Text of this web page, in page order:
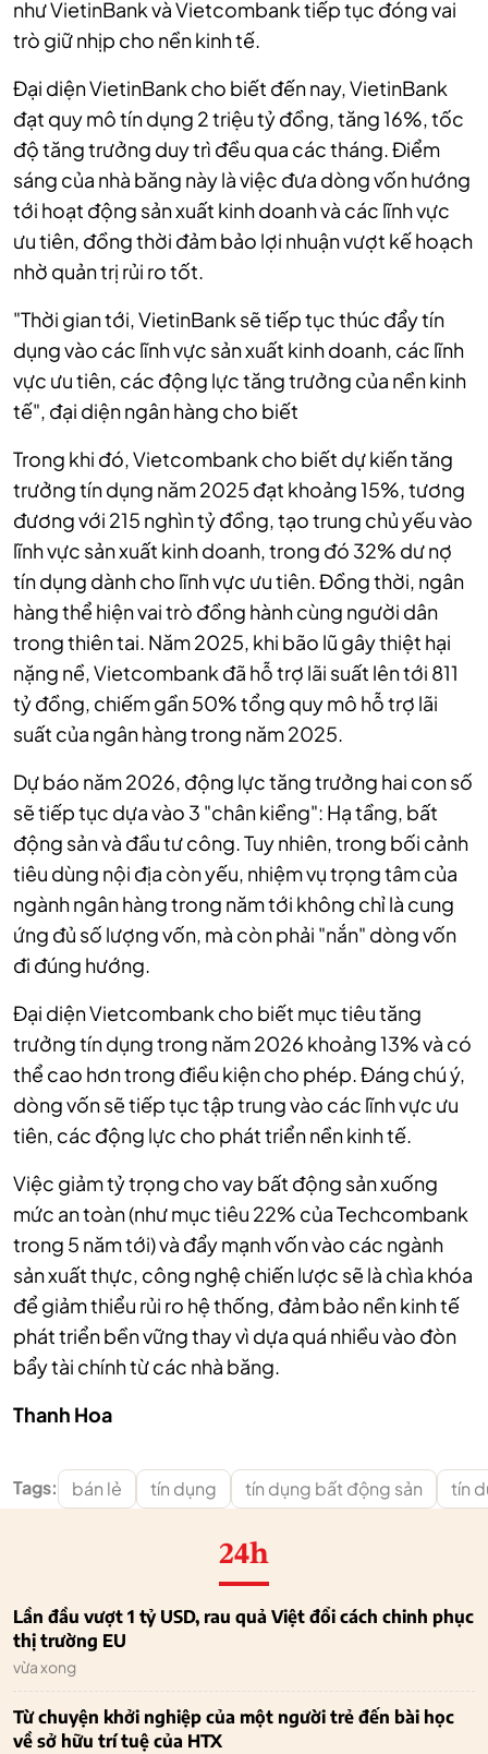
như VietinBank và Vietcombank tiếp tục đóng vai
trò giữ nhịp cho nền kinh tế.
Đại diện VietinBank cho biết đến nay, VietinBank
đạt quy mô tín dụng 2 triệu tỷ đồng, tăng 16%, tốc
độ tăng trưởng duy trì đều qua các tháng. Điểm
sáng của nhà băng này là việc đưa dòng vốn hướng
tới hoạt động sản xuất kinh doanh và các lĩnh vực
ưu tiên, đồng thời đảm bảo lợi nhuận vượt kế hoạch
nhờ quản trị rủi ro tốt.
"Thời gian tới, VietinBank sẽ tiếp tục thúc đẩy tín
dụng vào các lĩnh vực sản xuất kinh doanh, các lĩnh
vực ưu tiên, các động lực tăng trưởng của nền kinh
tế", đại diện ngân hàng cho biết
Trong khi đó, Vietcombank cho biết dự kiến tăng
trưởng tín dụng năm 2025 đạt khoảng 15%, tương
đương với 215 nghìn tỷ đồng, tạo trung chủ yếu vào
lĩnh vực sản xuất kinh doanh, trong đó 32% dư nợ
tín dụng dành cho lĩnh vực ưu tiên. Đồng thời, ngân
hàng thể hiện vai trò đồng hành cùng người dân
trong thiên tai. Năm 2025, khi bão lũ gây thiệt hại
nặng nề, Vietcombank đã hỗ trợ lãi suất lên tới 811
tỷ đồng, chiếm gần 50% tổng quy mô hỗ trợ lãi
suất của ngân hàng trong năm 2025.
Dự báo năm 2026, động lực tăng trưởng hai con số
sẽ tiếp tục dựa vào 3 "chân kiềng": Hạ tầng, bất
động sản và đầu tư công. Tuy nhiên, trong bối cảnh
tiêu dùng nội địa còn yếu, nhiệm vụ trọng tâm của
ngành ngân hàng trong năm tới không chỉ là cung
ứng đủ số lượng vốn, mà còn phải "nắn" dòng vốn
đi đúng hướng.
Đại diện Vietcombank cho biết mục tiêu tăng
trưởng tín dụng trong năm 2026 khoảng 13% và có
thể cao hơn trong điều kiện cho phép. Đáng chú ý,
dòng vốn sẽ tiếp tục tập trung vào các lĩnh vực ưu
tiên, các động lực cho phát triển nền kinh tế.
Việc giảm tỷ trọng cho vay bất động sản xuống
mức an toàn (như mục tiêu 22% của Techcombank
trong 5 năm tới) và đẩy mạnh vốn vào các ngành
sản xuất thực, công nghệ chiến lược sẽ là chìa khóa
để giảm thiểu rủi ro hệ thống, đảm bảo nền kinh tế
phát triển bền vững thay vì dựa quá nhiều vào đòn
bẩy tài chính từ các nhà băng.
Thanh Hoa
Tags: bán lẻ tín dụng tín dụng bất động sản tín
24h
Lần đầu vượt 1 tỷ USD, rau quả Việt đổi cách chinh phục
thị trường EU
vừa xong
Từ chuyện khởi nghiệp của một người trẻ đến bài học
về sở hữu trí tuệ của HTX